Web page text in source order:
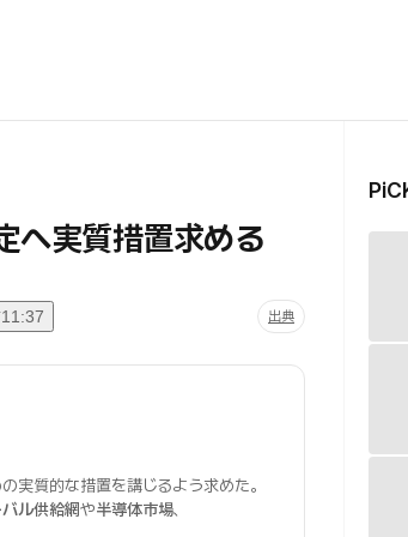
へ実質措置求める
出典
実質的な措置を講じるよう求めた。
ル供給網や半導体市場、